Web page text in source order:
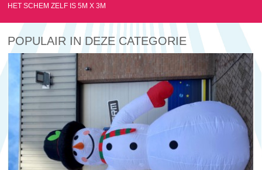
HET SCHEM ZELF IS 5M X 3M
POPULAIR IN DEZE CATEGORIE